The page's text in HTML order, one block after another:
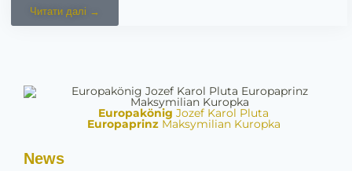
Читати далі →
Europakönig Jozef Karol Pluta
EuropaprinzMaksymilian Kuropka
News